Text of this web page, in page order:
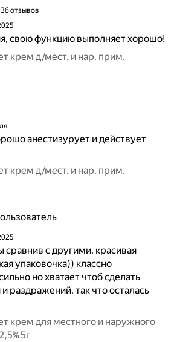
36 отзывов
свою функцию выполняет хорошо!
крем д/мест. и нар. прим.
анестизурует и действует
крем д/мест. и нар. прим.
сравнив с другими. красивая
упаковочка)) классно
но хватает чтоб сделать
раздражений. так что осталась
крем для местного и наружного
5г